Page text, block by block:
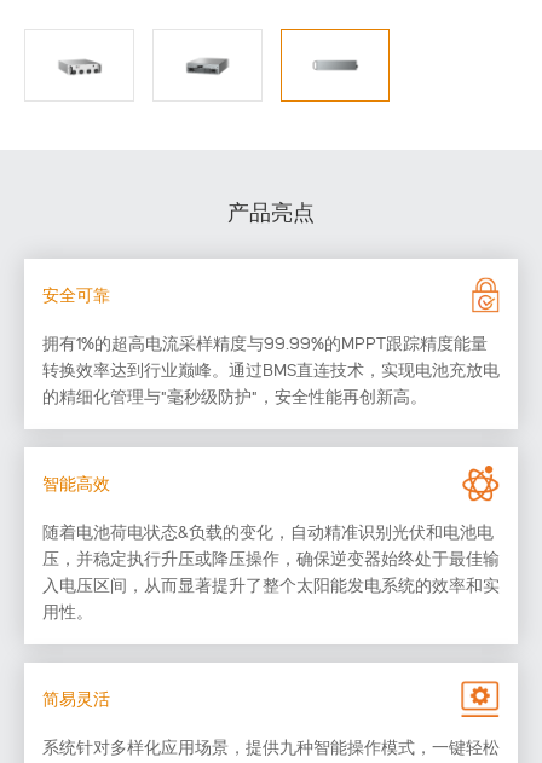
产品亮点
安全可靠
拥有1%的超高电流采样精度与99.99%的MPPT跟踪精度能量
转换效率达到行业巅峰。通过BMS直连技术，实现电池充放电
的精细化管理与"毫秒级防护"，安全性能再创新高。
智能高效
随着电池荷电状态&负载的变化，自动精准识别光伏和电池电
压，并稳定执行升压或降压操作，确保逆变器始终处于最佳输
入电压区间，从而显著提升了整个太阳能发电系统的效率和实
用性。
简易灵活
系统针对多样化应用场景，提供九种智能操作模式，一键轻松